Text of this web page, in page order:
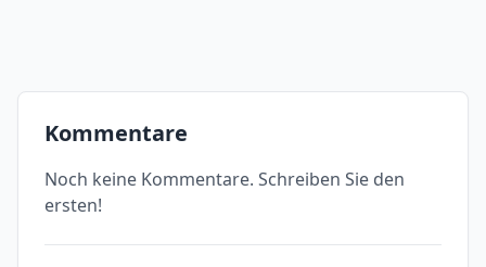
Kommentare
Noch keine Kommentare. Schreiben Sie den
ersten!